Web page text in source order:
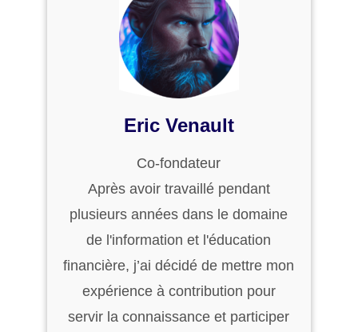
Eric Venault
Co-fondateur
Après avoir travaillé pendant
plusieurs années dans le domaine
de l'information et l'éducation
financière, j’ai décidé de mettre mon
expérience à contribution pour
servir la connaissance et participer